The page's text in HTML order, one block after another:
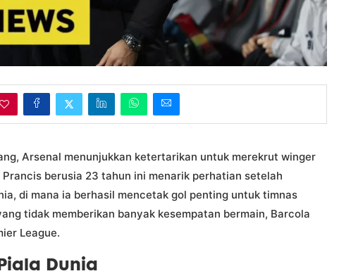
Arsenal menunjukkan ketertarikan untuk merekrut winger
berusia 23 tahun ini menarik perhatian setelah
di mana ia berhasil mencetak gol penting untuk timnas
tidak memberikan banyak kesempatan bermain, Barcola
League.
Dunia